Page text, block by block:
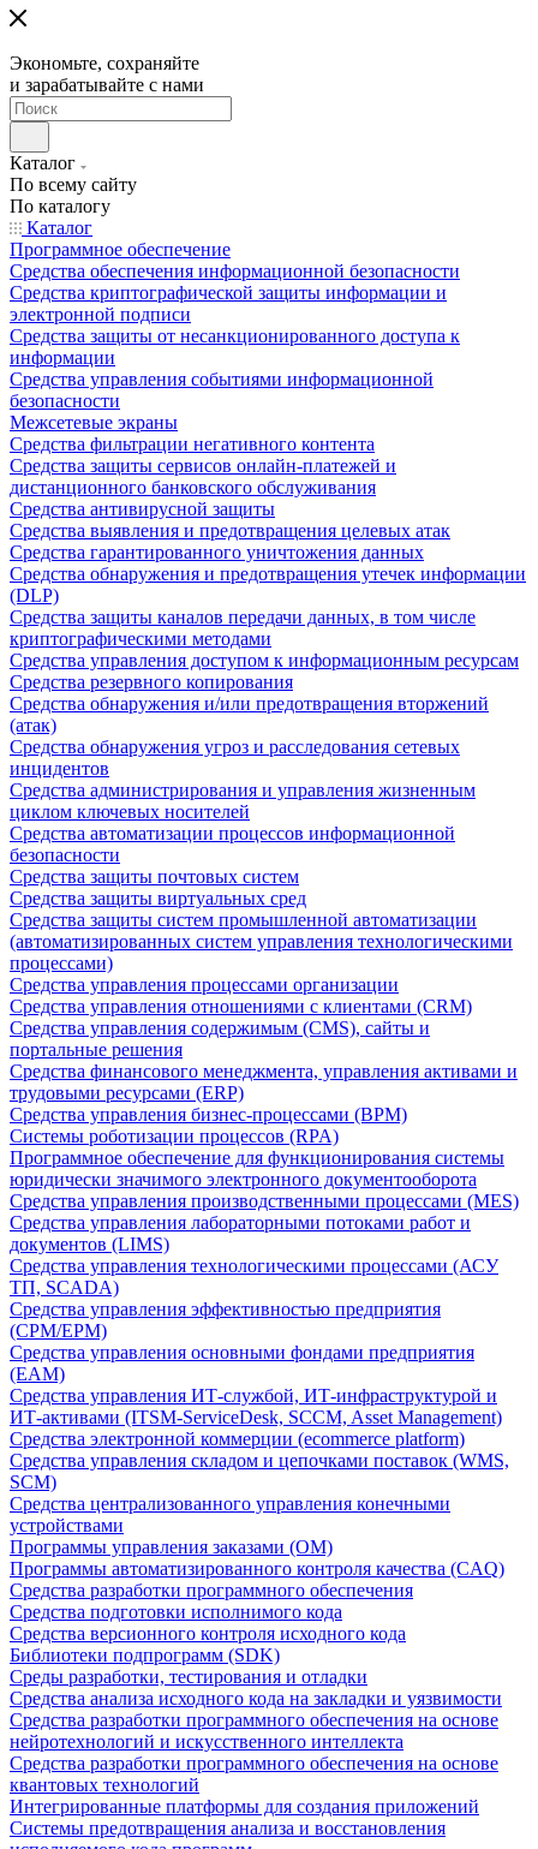
Экономьте, сохраняйте
и зарабатывайте с нами
Каталог
По всему сайту
По каталогу
Каталог
Программное обеспечение
Средства обеспечения информационной безопасности
Средства криптографической защиты информации и
электронной подписи
Средства защиты от несанкционированного доступа к
информации
Средства управления событиями информационной
безопасности
Межсетевые экраны
Средства фильтрации негативного контента
Средства защиты сервисов онлайн-платежей и
дистанционного банковского обслуживания
Средства антивирусной защиты
Средства выявления и предотвращения целевых атак
Средства гарантированного уничтожения данных
Средства обнаружения и предотвращения утечек информации
(DLP)
Средства защиты каналов передачи данных, в том числе
криптографическими методами
Средства управления доступом к информационным ресурсам
Средства резервного копирования
Средства обнаружения и/или предотвращения вторжений
(атак)
Средства обнаружения угроз и расследования сетевых
инцидентов
Средства администрирования и управления жизненным
циклом ключевых носителей
Средства автоматизации процессов информационной
безопасности
Средства защиты почтовых систем
Средства защиты виртуальных сред
Средства защиты систем промышленной автоматизации
(автоматизированных систем управления технологическими
процессами)
Средства управления процессами организации
Средства управления отношениями с клиентами (CRM)
Средства управления содержимым (CMS), сайты и
портальные решения
Средства финансового менеджмента, управления активами и
трудовыми ресурсами (ERP)
Средства управления бизнес-процессами (BPM)
Системы роботизации процессов (RPA)
Программное обеспечение для функционирования системы
юридически значимого электронного документооборота
Средства управления производственными процессами (MES)
Средства управления лабораторными потоками работ и
документов (LIMS)
Средства управления технологическими процессами (АСУ
ТП, SCADA)
Средства управления эффективностью предприятия
(CPM/EPM)
Средства управления основными фондами предприятия
(EAM)
Средства управления ИТ-службой, ИТ-инфраструктурой и
ИТ-активами (ITSM-ServiceDesk, SCCM, Asset Management)
Средства электронной коммерции (ecommerce platform)
Средства управления складом и цепочками поставок (WMS,
SCM)
Средства централизованного управления конечными
устройствами
Программы управления заказами (OM)
Программы автоматизированного контроля качества (CAQ)
Средства разработки программного обеспечения
Средства подготовки исполнимого кода
Средства версионного контроля исходного кода
Библиотеки подпрограмм (SDK)
Среды разработки, тестирования и отладки
Средства анализа исходного кода на закладки и уязвимости
Средства разработки программного обеспечения на основе
нейротехнологий и искусственного интеллекта
Средства разработки программного обеспечения на основе
квантовых технологий
Интегрированные платформы для создания приложений
Системы предотвращения анализа и восстановления